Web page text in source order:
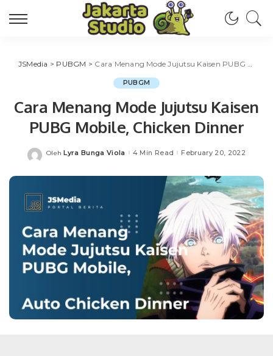
JSMedia > PUBGM > Cara Menang Mode Jujutsu Kaisen PUBG Mobile, Chicken Dinner
PUBGM
Cara Menang Mode Jujutsu Kaisen
PUBG Mobile, Chicken Dinner
Posted
Oleh Lyra Bunga Viola 4 Min Read February 20, 2022